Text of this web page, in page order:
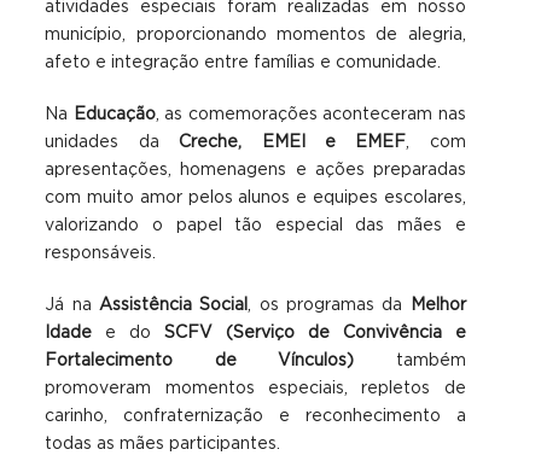
atividades especiais foram realizadas em nosso
município, proporcionando momentos de alegria,
afeto e integração entre famílias e comunidade.
Na Educação, as comemorações aconteceram nas
unidades daCreche, EMEI e EMEF, com
apresentações, homenagens e ações preparadas
com muito amor pelos alunos e equipes escolares,
valorizando o papel tão especial das mães e
responsáveis.
Já naAssistência Social, os programas da
Melhor
Idade e doSCFV (Serviço de Convivência e
Fortalecimento de Vínculos) também
promoveram momentos especiais, repletos de
carinho, confraternização e reconhecimento a
todas as mães participantes.